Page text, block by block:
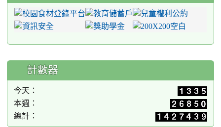
計數器
今天：
本週：
總計：